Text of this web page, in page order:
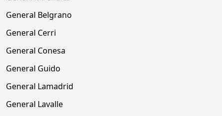
General Belgrano
General Cerri
General Conesa
General Guido
General Lamadrid
General Lavalle